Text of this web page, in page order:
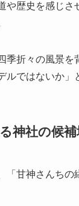
や歴史を感じ
季折々の風景
ルではないか」
神社の候補
「甘神さんち